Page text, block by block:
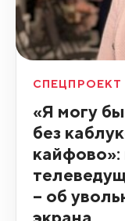
СПЕЦПРОЕКТ
«Я могу
без
кайфово»:
– об
экрана